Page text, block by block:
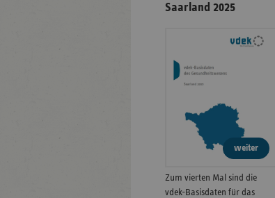
Saarland 2025
weiter
Zum vierten Mal sind die
vdek-Basisdaten für das